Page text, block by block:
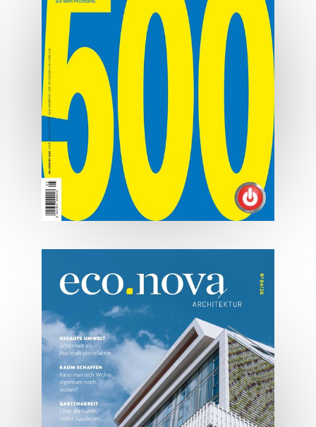
MEHR ERFAHREN
07/2026
Tirols Top 500 - Juli/August
2026
JETZT BESTELLEN